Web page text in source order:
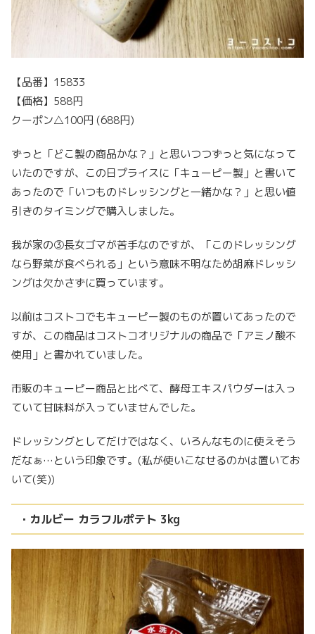
【品番】15833
【価格】588円
クーポン△100円 (688円)
ずっと「どこ製の商品かな？」と思いつつずっと気になって
いたのですが、この日プライスに「キューピー製」と書いて
あったので「いつものドレッシングと一緒かな？」と思い値
引きのタイミングで購入しました。
我が家の③長女ゴマが苦手なのですが、「このドレッシング
なら野菜が食べられる」という意味不明なため胡麻ドレッシ
ングは欠かさずに買っています。
以前はコストコでもキューピー製のものが置いてあったので
すが、この商品はコストコオリジナルの商品で「アミノ酸不
使用」と書かれていました。
市販のキューピー商品と比べて、酵母エキスパウダーは入っ
ていて甘味料が入っていませんでした。
ドレッシングとしてだけではなく、いろんなものに使えそう
だなぁ…という印象です。(私が使いこなせるのかは置いてお
いて(笑))
・カルビー カラフルポテト 3kg